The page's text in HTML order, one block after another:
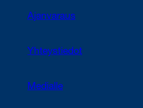
Ajanvaraus
Yhteystiedot
Medialle